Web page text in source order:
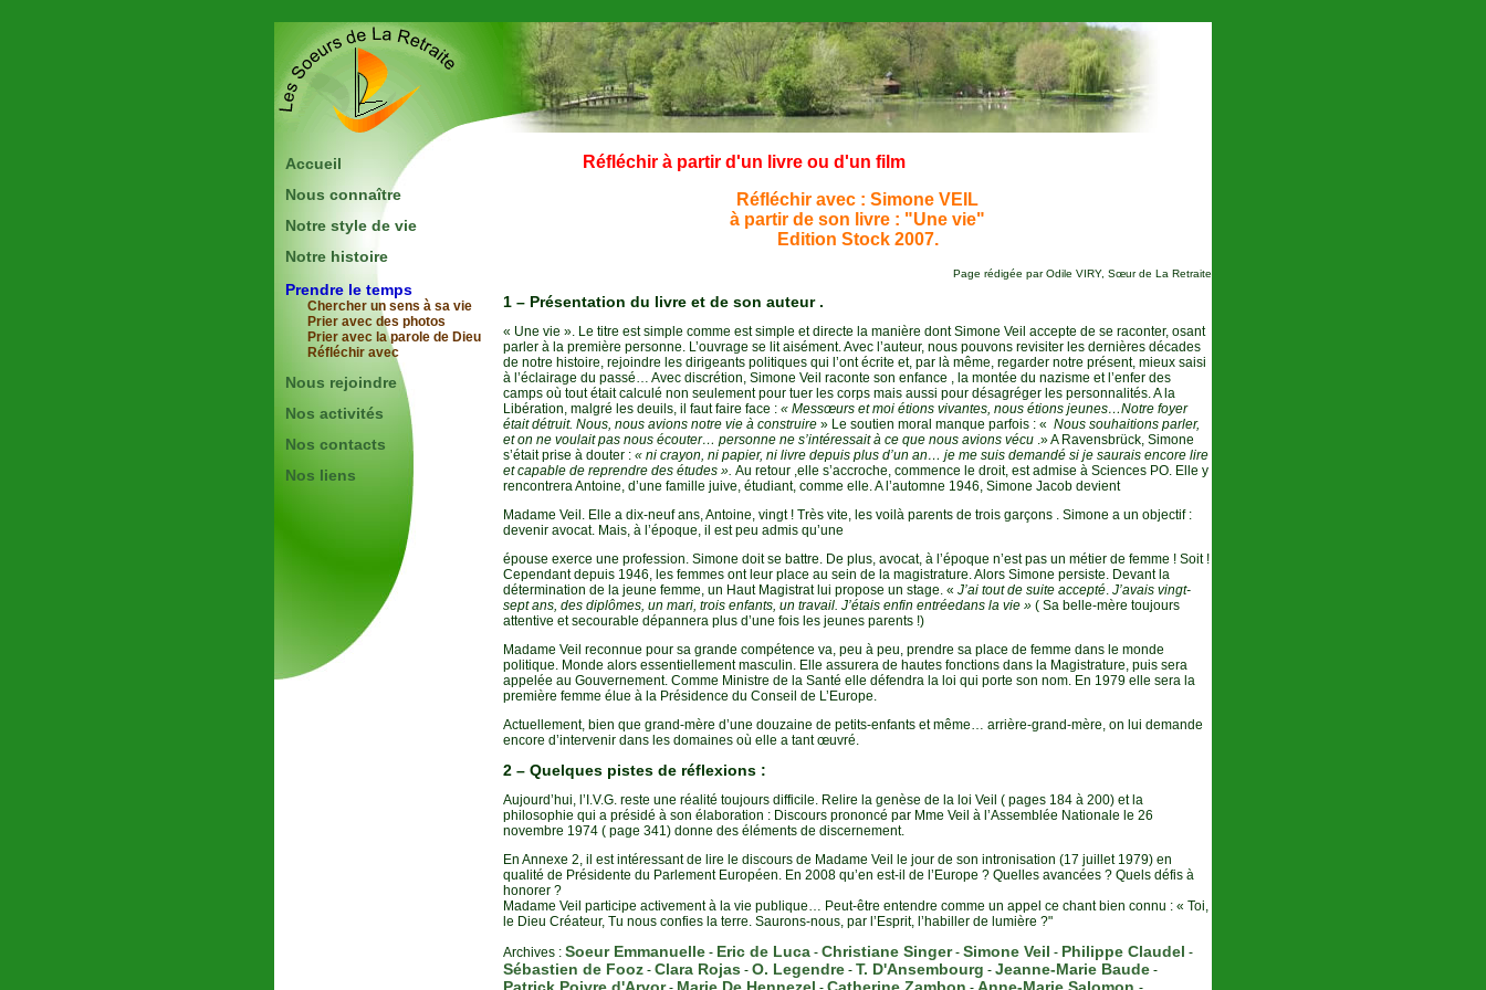
Accueil
Nous connaître
Notre style de vie
Notre histoire
Prendre le temps
Chercher un sens à sa vie
Prier avec des photos
Prier avec la parole de Dieu
Réfléchir avec
Nous rejoindre
Nos activités
Nos contacts
Nos liens
Réfléchir à partir d'un livre ou d'un film
Réfléchir avec : Simone VEIL
à partir de son livre : "Une vie"
Edition Stock 2007.
Page rédigée par Odile VIRY, Sœur de La Retraite
1 – Présentation du livre et de son auteur .
« Une vie ». Le titre est simple comme est simple et directe la manière dont Simone Veil accepte de se raconter, osant
parler à la première personne. L’ouvrage se lit aisément. Avec l’auteur, nous pouvons revisiter les dernières décades
de notre histoire, rejoindre les dirigeants politiques qui l’ont écrite et, par là même, regarder notre présent, mieux saisi
à l’éclairage du passé… Avec discrétion, Simone Veil raconte son enfance , la montée du nazisme et l’enfer des
camps où tout était calculé non seulement pour tuer les corps mais aussi pour désagréger les personnalités. A la
Libération, malgré les deuils, il faut faire face : « Messœurs et moi étions vivantes, nous étions jeunes…Notre foyer
était détruit. Nous, nous avions notre vie à construire » Le soutien moral manque parfois : « Nous souhaitions parler,
et on ne voulait pas nous écouter… personne ne s’intéressait à ce que nous avions vécu .» A Ravensbrück, Simone
s’était prise à douter : « ni crayon, ni papier, ni livre depuis plus d’un an… je me suis demandé si je saurais encore lire
et capable de reprendre des études ». Au retour ,elle s’accroche, commence le droit, est admise à Sciences PO. Elle y
rencontrera Antoine, d’une famille juive, étudiant, comme elle. A l’automne 1946, Simone Jacob devient
Madame Veil. Elle a dix-neuf ans, Antoine, vingt ! Très vite, les voilà parents de trois garçons . Simone a un objectif :
devenir avocat. Mais, à l’époque, il est peu admis qu’une
épouse exerce une profession. Simone doit se battre. De plus, avocat, à l’époque n’est pas un métier de femme ! Soit !
Cependant depuis 1946, les femmes ont leur place au sein de la magistrature. Alors Simone persiste. Devant la
détermination de la jeune femme, un Haut Magistrat lui propose un stage. « J’ai tout de suite accepté. J’avais vingt-
sept ans, des diplômes, un mari, trois enfants, un travail. J’étais enfin entréedans la vie » ( Sa belle-mère toujours
attentive et secourable dépannera plus d’une fois les jeunes parents !)
Madame Veil reconnue pour sa grande compétence va, peu à peu, prendre sa place de femme dans le monde
politique. Monde alors essentiellement masculin. Elle assurera de hautes fonctions dans la Magistrature, puis sera
appelée au Gouvernement. Comme Ministre de la Santé elle défendra la loi qui porte son nom. En 1979 elle sera la
première femme élue à la Présidence du Conseil de L’Europe.
Actuellement, bien que grand-mère d’une douzaine de petits-enfants et même… arrière-grand-mère, on lui demande
encore d’intervenir dans les domaines où elle a tant œuvré.
2 – Quelques pistes de réflexions :
Aujourd’hui, l’I.V.G. reste une réalité toujours difficile. Relire la genèse de la loi Veil ( pages 184 à 200) et la
philosophie qui a présidé à son élaboration : Discours prononcé par Mme Veil à l’Assemblée Nationale le 26
novembre 1974 ( page 341) donne des éléments de discernement.
En Annexe 2, il est intéressant de lire le discours de Madame Veil le jour de son intronisation (17 juillet 1979) en
qualité de Présidente du Parlement Européen. En 2008 qu’en est-il de l’Europe ? Quelles avancées ? Quels défis à
honorer ?
Madame Veil participe activement à la vie publique… Peut-être entendre comme un appel ce chant bien connu : « Toi,
le Dieu Créateur, Tu nous confies la terre. Saurons-nous, par l’Esprit, l’habiller de lumière ?"
Archives : Soeur Emmanuelle - Eric de Luca - Christiane Singer- Simone Veil - Philippe Claudel -
Sébastien de Fooz - Clara Rojas - O. Legendre - T. D'Ansembourg - Jeanne-Marie Baude -